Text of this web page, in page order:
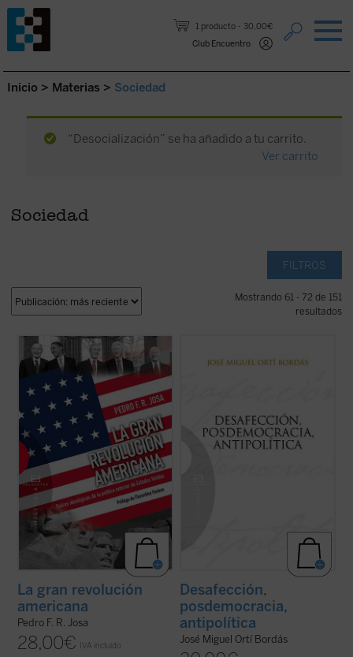
1 producto
30,00€
Club Encuentro
Saltar al contenido.
Inicio > Materias > Sociedad
“Desocialización” se ha añadido a tu carrito.
Ver carrito
Sociedad
FILTROS
Mostrando 61 - 72 de 151
resultados
Uno de los campos en los que es difícil que
se dé en nuestros días una confrontación
pacífica de ideas es el del análisis de las
políticas de los Estados Unidos en el ámbito
exterior, ya que se suelen tomar
habitualmente como punto de ...
(ver ficha)
La gran revolución
americana
Pedro F. R. Josa
28,00€ IVA incluido
dentro", las claves explicativas del gran
Desafección,
posdemocracia,
antipolítica
José Miguel Ortí Bordás